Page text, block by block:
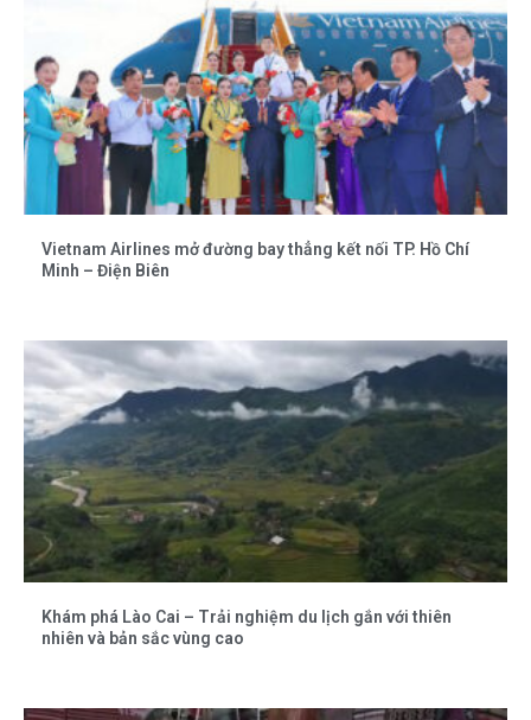
Vietnam Airlines mở đường bay thẳng kết nối TP. Hồ Chí
Minh – Điện Biên
Khám phá Lào Cai – Trải nghiệm du lịch gắn với thiên
nhiên và bản sắc vùng cao